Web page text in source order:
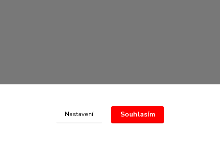
Nastavení Souhlasím